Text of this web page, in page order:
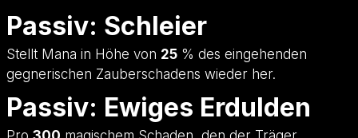
Passiv: Schleier
Stellt Mana in Höhe von 25 % des eingehenden
gegnerischen Zauberschadens wieder her.
Passiv: Ewiges Erdulden